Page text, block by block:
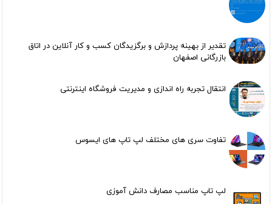
تقدیر از بهینه پردازش و برگزیدگان کسب و کار آنلاین در اتاق
بازرگانی اصفهان
انتقال تجربه راه اندازی و مدیریت فروشگاه اینترنتی
تفاوت سری های مختلف لپ تاپ های ایسوس
لپ تاپ مناسب مصارف دانش آموزی